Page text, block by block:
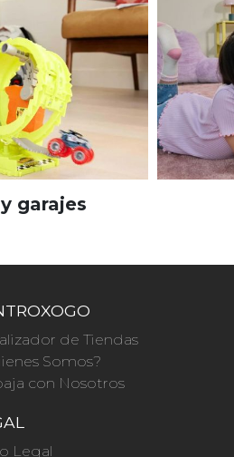
garajes
de Tiendas
Somos?
con Nosotros
Legal